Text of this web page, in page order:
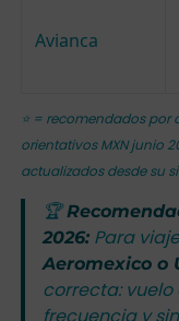
Avianca
⭐ = recomendados por
orientativos MXN junio
actualizados desde su
🏆
2026:Para
Aeromexico o
correcta:
frecuencia y